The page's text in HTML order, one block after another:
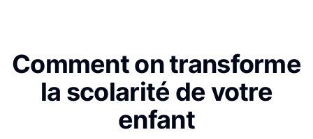
Comment on transforme
la scolarité de votre
enfant